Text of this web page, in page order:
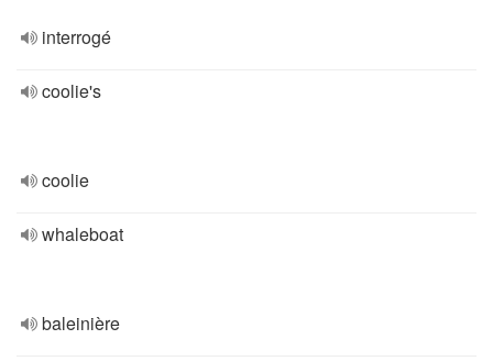
interrogé
coolie's
coolie
whaleboat
baleinière